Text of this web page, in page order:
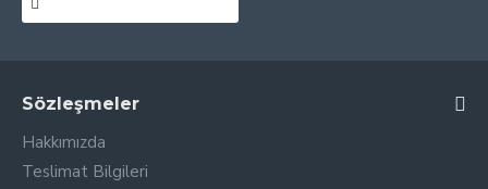
Sözleşmeler
Hakkımızda
Teslimat Bilgileri